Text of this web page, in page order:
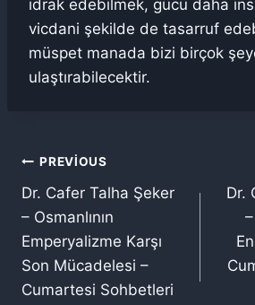
idrak edebilmek, gücü daha
vicdani şekilde de tasarruf
müspet manada bizi birçok
ulaştırabilecektir.
Yazı
gezinmesi
PREVIOUS
Dr. Cafer Talha Şeker
– Osmanlının
Emperyalizme Karşı
Son Mücadelesi –
Cumartesi Sohbetleri
Dr.